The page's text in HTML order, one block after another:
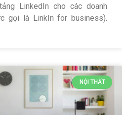
LinkedIn cho các doanh
gọi là LinkIn for business).
NỘI THẤT